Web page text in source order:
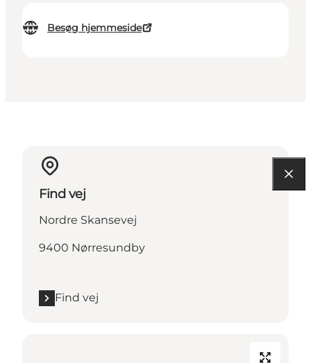
Besøg hjemmeside
Find vej
Nordre Skansevej
9400 Nørresundby
Find vej